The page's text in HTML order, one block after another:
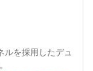
ルを採用したデュ